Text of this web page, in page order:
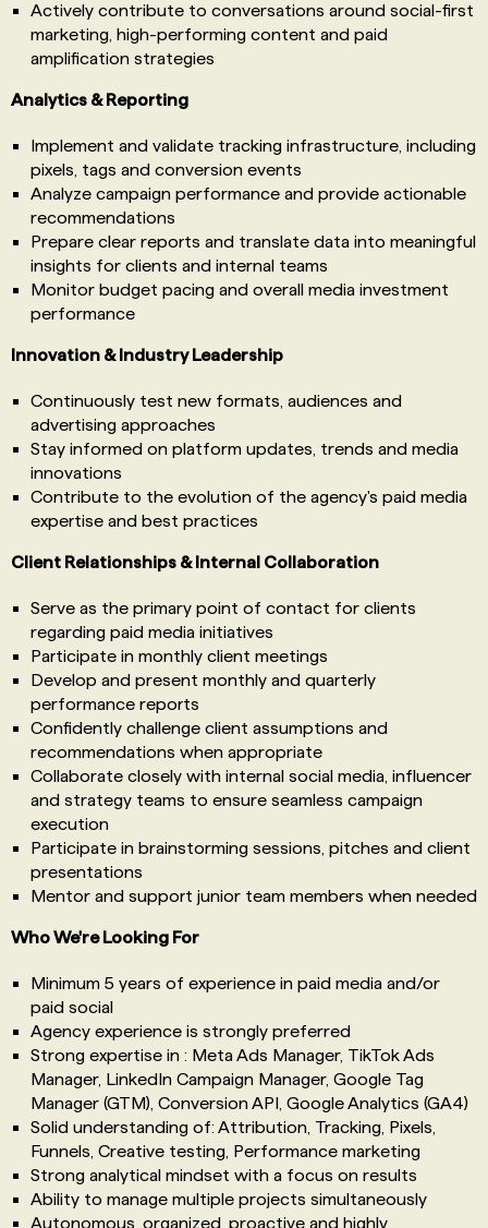
Actively contribute to conversations around social-first
marketing, high-performing content and paid
amplification strategies
Analytics & Reporting
Implement and validate tracking infrastructure, including
pixels, tags and conversion events
Analyze campaign performance and provide actionable
recommendations
Prepare clear reports and translate data into meaningful
insights for clients and internal teams
Monitor budget pacing and overall media investment
performance
Innovation & Industry Leadership
Continuously test new formats, audiences and
advertising approaches
Stay informed on platform updates, trends and media
innovations
Contribute to the evolution of the agency's paid media
expertise and best practices
Client Relationships & Internal Collaboration
Serve as the primary point of contact for clients
regarding paid media initiatives
Participate in monthly client meetings
Develop and present monthly and quarterly
performance reports
Confidently challenge client assumptions and
recommendations when appropriate
Collaborate closely with internal social media, influencer
and strategy teams to ensure seamless campaign
execution
Participate in brainstorming sessions, pitches and client
presentations
Mentor and support junior team members when needed
Who We're Looking For
Minimum 5 years of experience in paid media and/or
paid social
Agency experience is strongly preferred
Strong expertise in : Meta Ads Manager, TikTok Ads
Manager, LinkedIn Campaign Manager, Google Tag
Manager (GTM), Conversion API, Google Analytics (GA4)
Solid understanding of: Attribution, Tracking, Pixels,
Funnels, Creative testing, Performance marketing
Strong analytical mindset with a focus on results
Ability to manage multiple projects simultaneously
Autonomous, organized, proactive and highly